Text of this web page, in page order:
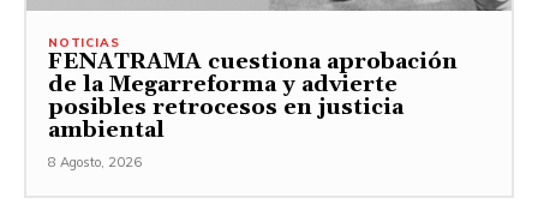
NOTICIAS
FENATRAMA cuestiona aprobación
de la Megarreforma y advierte
posibles retrocesos en justicia
ambiental
8 Agosto, 2026